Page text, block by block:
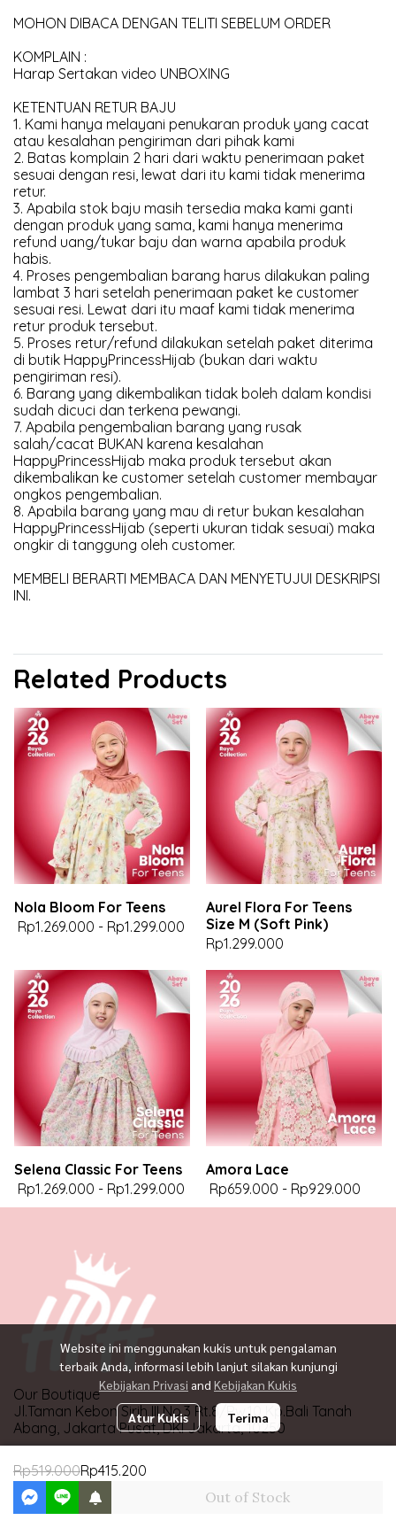
MOHON DIBACA DENGAN TELITI SEBELUM ORDER
KOMPLAIN :
Harap Sertakan video UNBOXING
KETENTUAN RETUR BAJU
1. Kami hanya melayani penukaran produk yang cacat
atau kesalahan pengiriman dari pihak kami
2. Batas komplain 2 hari dari waktu penerimaan paket
sesuai dengan resi, lewat dari itu kami tidak menerima
retur.
3. Apabila stok baju masih tersedia maka kami ganti
dengan produk yang sama, kami hanya menerima
refund uang/tukar baju dan warna apabila produk
habis.
4. Proses pengembalian barang harus dilakukan paling
lambat 3 hari setelah penerimaan paket ke customer
sesuai resi. Lewat dari itu maaf kami tidak menerima
retur produk tersebut.
5. Proses retur/refund dilakukan setelah paket diterima
di butik HappyPrincessHijab (bukan dari waktu
pengiriman resi).
6. Barang yang dikembalikan tidak boleh dalam kondisi
sudah dicuci dan terkena pewangi.
7. Apabila pengembalian barang yang rusak
salah/cacat BUKAN karena kesalahan
HappyPrincessHijab maka produk tersebut akan
dikembalikan ke customer setelah customer membayar
ongkos pengembalian.
8. Apabila barang yang mau di retur bukan kesalahan
HappyPrincessHijab (seperti ukuran tidak sesuai) maka
ongkir di tanggung oleh customer.
MEMBELI BERARTI MEMBACA DAN MENYETUJUI DESKRIPSI
INI.
Related Products
Nola Bloom For Teens
Rp1.269.000 - Rp1.299.000
Aurel Flora For Teens
Size M (Soft Pink)
Rp1.299.000
Selena Classic For Teens
Rp1.269.000 - Rp1.299.000
Amora Lace
Rp659.000 - Rp929.000
Rp519.000Rp415.200
Out of Stock
Website ini menggunakan kukis untuk pengalaman
terbaik Anda, informasi lebih lanjut silakan kunjungi
Kebijakan Privasi and Kebijakan Kukis
Atur Kukis Terima
Our Boutique
Jl.Taman Kebon Sirih III No.3 Rt.8/Rw.10 Kp.Bali Tanah
Abang, Jakarta Pusat, DKI Jakarta, 10250
Operational Hours : Senin-Jumat 08.00-17.00
WhatsApp : +6287771885347 | E-mail :
happyprincess.online@gmail.com